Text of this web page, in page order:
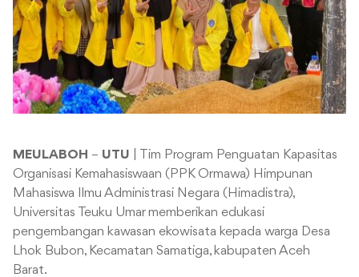
MEULABOH – UTU | Tim Program Penguatan Kapasitas
Organisasi Kemahasiswaan (PPK Ormawa) Himpunan
Mahasiswa Ilmu Administrasi Negara (Himadistra),
Universitas Teuku Umar memberikan edukasi
pengembangan kawasan ekowisata kepada warga Desa
Lhok Bubon, Kecamatan Samatiga, kabupaten Aceh
Barat.